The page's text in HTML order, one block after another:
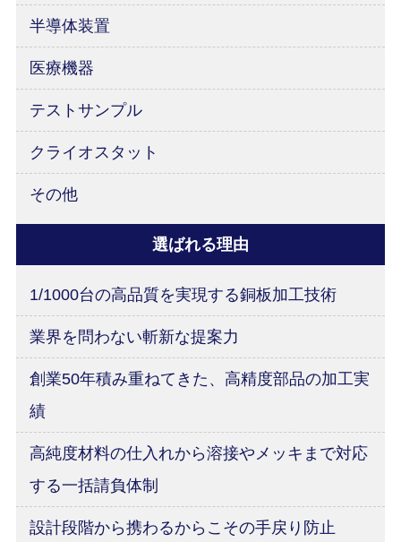
半導体装置
医療機器
テストサンプル
クライオスタット
その他
選ばれる理由
1/1000台の高品質を実現する銅板加工技術
業界を問わない斬新な提案力
創業50年積み重ねてきた、高精度部品の加工実
績
高純度材料の仕入れから溶接やメッキまで対応
する一括請負体制
設計段階から携わるからこその手戻り防止